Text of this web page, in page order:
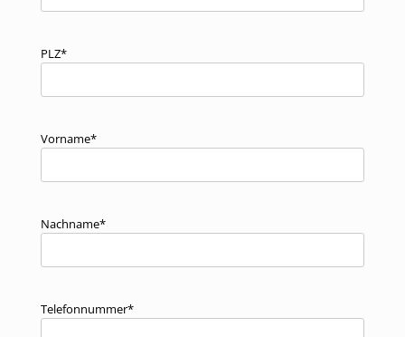
PLZ*
Vorname*
Nachname*
Telefonnummer*